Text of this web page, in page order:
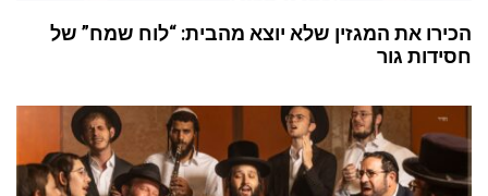
הכירו את המגזין שלא יוצא מהבית: “לוח שמח” של
חסידות גור